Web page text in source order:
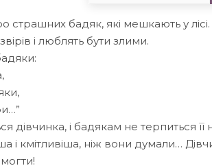
страшних бадяк, які мешкають у
і люблять бути злими.
дівчинка, і бадякам не терпиться її
і кмітливіша, ніж вони думали…